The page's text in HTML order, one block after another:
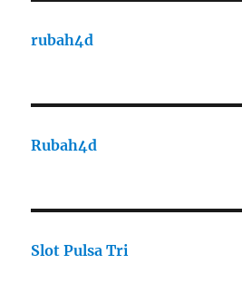
rubah4d
Rubah4d
Slot Pulsa Tri